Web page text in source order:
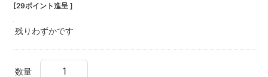
[29ポイント進呈 ]
残りわずかです
数量